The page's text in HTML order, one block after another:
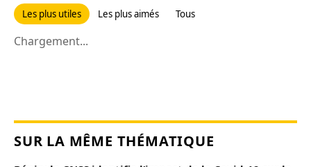
Les plus utiles Les plus aimés Tous
Chargement...
SUR LA MÊME THÉMATIQUE